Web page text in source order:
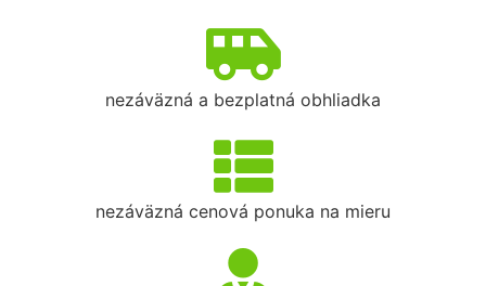
nezáväzná a bezplatná obhliadka
nezáväzná cenová ponuka na mieru